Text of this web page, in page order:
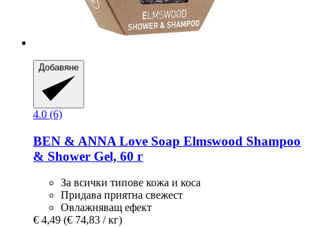
Добавяне
4.0 (6)
BEN & ANNA Love Soap Elmswood Shampoo
& Shower Gel, 60 г
За всички типове кожа и коса
Придава приятна свежест
Овлажняващ ефект
€ 4,49 (€ 74,83 / кг)